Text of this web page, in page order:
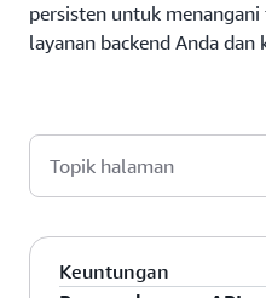
persisten untuk
layanan backend Anda dan
Topik halaman
Keuntungan